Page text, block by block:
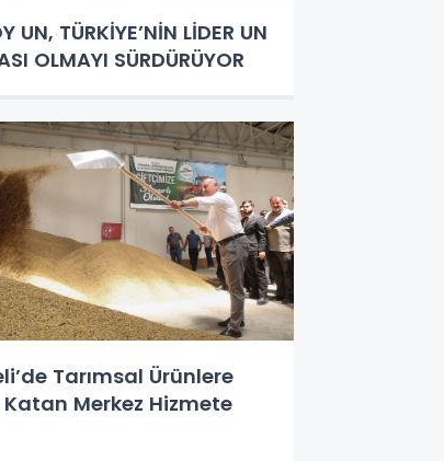
UN, TÜRKİYE’NİN LİDER UN
OLMAYI SÜRDÜRÜYOR
Tarımsal Ürünlere
Katan Merkez Hizmete